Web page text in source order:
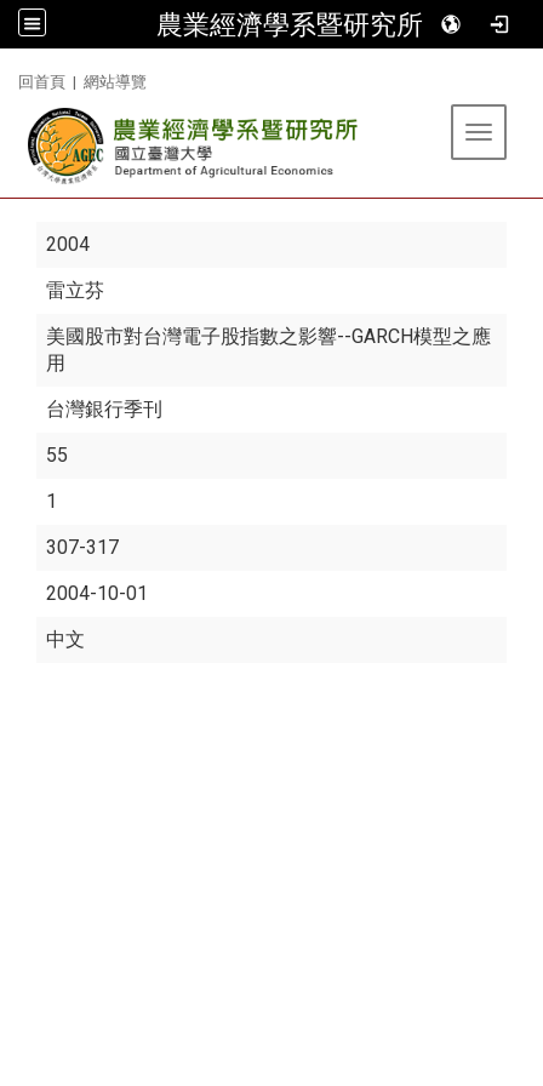
農業經濟學系暨研究所
回首頁 | 網站導覽
Toggle
2004
雷立芬
美國股市對台灣電子股指數之影響--GARCH模型之應
用
台灣銀行季刊
55
1
307-317
2004-10-01
中文